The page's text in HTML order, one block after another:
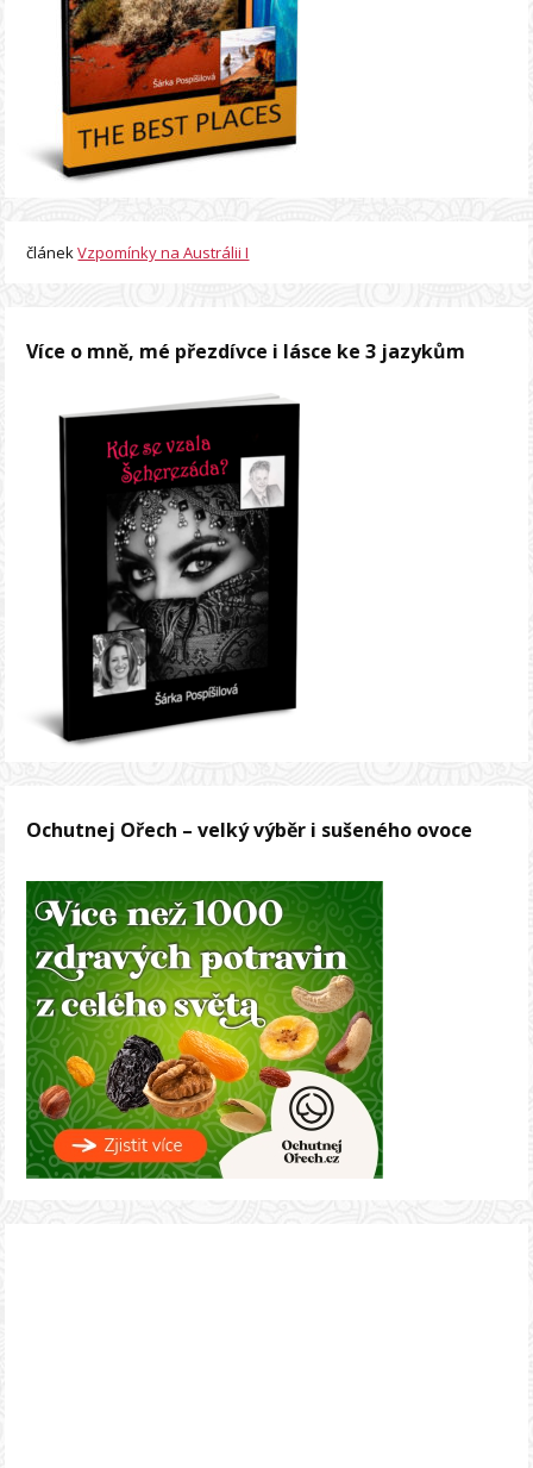
článekVzpomínky na Austrálii I
Více o mně, mé přezdívce i lásce ke 3 jazykům
Ochutnej Ořech – velký výběr i sušeného ovoce